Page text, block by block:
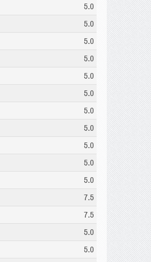
5.0
5.0
5.0
5.0
5.0
5.0
5.0
5.0
5.0
5.0
5.0
7.5
7.5
5.0
5.0